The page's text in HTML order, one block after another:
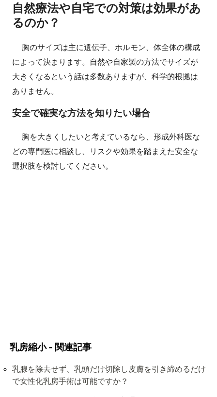
自然療法や自宅での対策は効果があ
るのか？
胸のサイズは主に遺伝子、ホルモン、体全体の構成
によって決まります。自然や自家製の方法でサイズが
大きくなるという話は多数ありますが、科学的根拠は
ありません。
安全で確実な方法を知りたい場合
胸を大きくしたいと考えているなら、形成外科医な
どの専門医に相談し、リスクや効果を踏まえた安全な
選択肢を検討してください。
乳房縮小 - 関連記事
乳腺を除去せず、乳頭だけ切除し皮膚を引き締めるだけ
で女性化乳房手術は可能ですか？